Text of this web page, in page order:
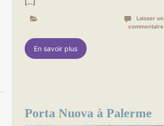
[…]
Laisser un
commentaire
En savoir plus
Porta Nuova à Palerme